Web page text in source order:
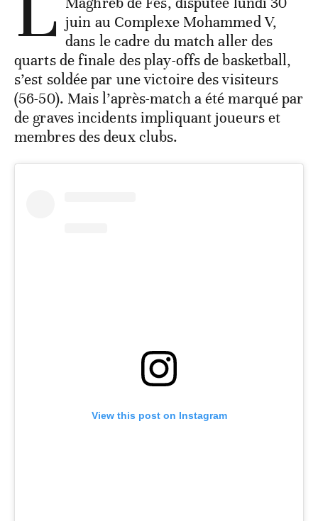
juin au Complexe Mohammed V,
dans le cadre du match aller des
quarts de finale des play-offs de basketball,
s’est soldée par une victoire des visiteurs
(56-50). Mais l’après-match a été marqué par
de graves incidents impliquant joueurs et
membres des deux clubs.
View this post on Instagram